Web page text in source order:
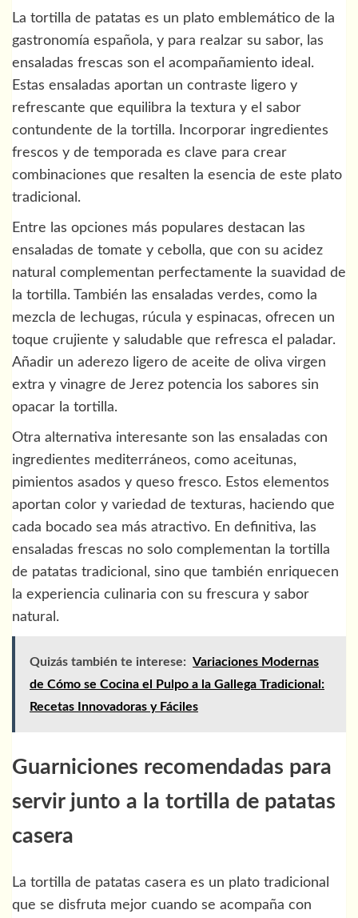
La tortilla de patatas es un plato emblemático de la
gastronomía española, y para realzar su sabor, las
ensaladas frescas son el acompañamiento ideal.
Estas ensaladas aportan un contraste ligero y
refrescante que equilibra la textura y el sabor
contundente de la tortilla. Incorporar ingredientes
frescos y de temporada es clave para crear
combinaciones que resalten la esencia de este plato
tradicional.
Entre las opciones más populares destacan las
ensaladas de tomate y cebolla, que con su acidez
natural complementan perfectamente la suavidad de
la tortilla. También las ensaladas verdes, como la
mezcla de lechugas, rúcula y espinacas, ofrecen un
toque crujiente y saludable que refresca el paladar.
Añadir un aderezo ligero de aceite de oliva virgen
extra y vinagre de Jerez potencia los sabores sin
opacar la tortilla.
Otra alternativa interesante son las ensaladas con
ingredientes mediterráneos, como aceitunas,
pimientos asados y queso fresco. Estos elementos
aportan color y variedad de texturas, haciendo que
cada bocado sea más atractivo. En definitiva, las
ensaladas frescas no solo complementan la tortilla
de patatas tradicional, sino que también enriquecen
la experiencia culinaria con su frescura y sabor
natural.
Quizás también te interese: Variaciones Modernas
de Cómo se Cocina el Pulpo a la Gallega Tradicional:
Recetas Innovadoras y Fáciles
Guarniciones recomendadas para
servir junto a la tortilla de patatas
casera
La tortilla de patatas casera es un plato tradicional
que se disfruta mejor cuando se acompaña con